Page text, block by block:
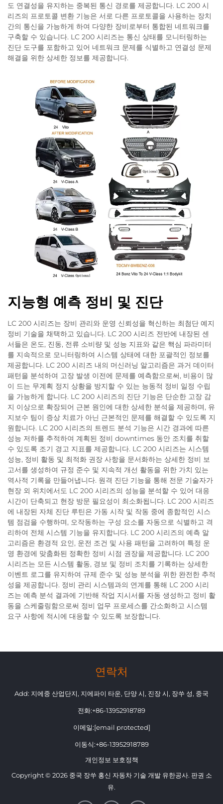
도 연결성을 유지하는 중복된 통신 경로를 제공합니다. LC 200 시
리즈의 프로토콜 변환 기능은 서로 다른 프로토콜을 사용하는 장치
간의 통신을 가능하게 하여 다양한 장비로부터 통합된 네트워크를
구축할 수 있습니다. LC 200 시리즈는 통신 상태를 모니터링하는
진단 도구를 포함하고 있어 네트워크 문제를 식별하고 연결성 문제
해결을 위한 상세한 정보를 제공합니다.
지능형 예측 정비 및 진단
LC 200 시리즈는 장비 관리와 운영 신뢰성을 혁신하는 최첨단 예지
정비 기술을 채택하고 있습니다. LC 200 시리즈 전반에 내장된 센
서들은 온도, 진동, 전류 소비량 및 성능 지표와 같은 핵심 파라미터
를 지속적으로 모니터링하여 시스템 상태에 대한 포괄적인 정보를
제공합니다. LC 200 시리즈 내의 머신러닝 알고리즘은 과거 데이터
패턴을 분석하여 고장 발생 이전에 문제를 예측함으로써, 비용이 많
이 드는 무계획 정지 상황을 방지할 수 있는 능동적 정비 일정 수립
을 가능하게 합니다. LC 200 시리즈의 진단 기능은 단순한 고장 감
지 이상으로 확장되어 근본 원인에 대한 상세한 분석을 제공하며, 유
지보수 팀이 증상 치료가 아닌 근본적인 문제를 해결할 수 있도록 지
원합니다. LC 200 시리즈의 트렌드 분석 기능은 시간 경과에 따른
성능 저하를 추적하여 계획된 정비 downtimes 동안 조치를 취할
수 있도록 조기 경고 지표를 제공합니다. LC 200 시리즈는 시스템
성능, 정비 활동 및 최적화 권장 사항을 문서화하는 상세한 정비 보
고서를 생성하여 규정 준수 및 지속적 개선 활동을 위한 가치 있는
역사적 기록을 만들어냅니다. 원격 진단 기능을 통해 전문 기술자가
현장 외 위치에서도 LC 200 시리즈의 성능을 분석할 수 있어 대응
시간이 단축되고 현장 방문 필요성이 최소화됩니다. LC 200 시리즈
에 내장된 자체 진단 루틴은 가동 시작 및 작동 중에 종합적인 시스
템 점검을 수행하며, 오작동하는 구성 요소를 자동으로 식별하고 격
리하여 전체 시스템 기능을 유지합니다. LC 200 시리즈의 예측 알
고리즘은 환경적 요인, 운전 조건 및 사용 패턴을 고려하여 특정 운
영 환경에 맞춤화된 정확한 정비 시점 권장을 제공합니다. LC 200
시리즈는 모든 시스템 활동, 경보 및 정비 조치를 기록하는 상세한
이벤트 로그를 유지하여 규제 준수 및 성능 분석을 위한 완전한 추적
성을 제공합니다. 정비 관리 시스템과의 연계를 통해 LC 200 시리
즈는 예측 분석 결과에 기반해 작업 지시서를 자동 생성하고 정비 활
동을 스케줄링함으로써 정비 업무 프로세스를 간소화하고 시스템
요구 사항에 적시에 대응할 수 있도록 보장합니다.
연락처
Add: 지에중 산업단지, 지에파이 타운, 단양 시, 진장 시, 장쑤 성, 중국
전화:+86-13952918789
이메일:[email protected]
이동식:+86-13952918789
개인정보 보호정책
Copyright © 2026 중국 장쑤 홍신 자동차 기술 개발 유한공사. 판권 소
유.